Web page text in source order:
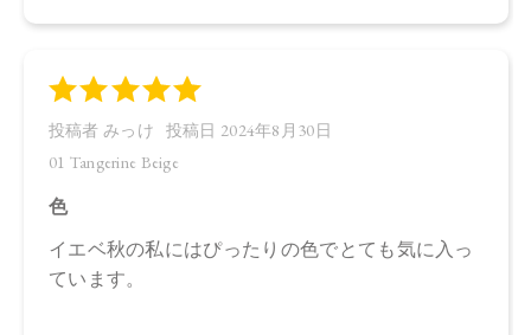
【メーカー品番】
・01 Tangerine Beige：4570106732748
・02 Daydream Fleur：4570106732755
・EX01 Affogato Shot：4570106732762
CosmeKitchen 2024/4/25
Biople 2024/4/25
Make↗Kitchen 2024/4/25
※店舗での取り扱いや詳しい在庫状況につきましては、各店